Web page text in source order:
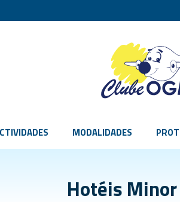
MODALIDADES
Hotéis